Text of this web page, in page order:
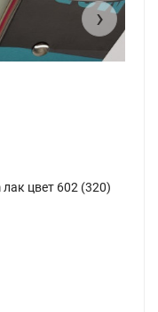
цвет 602 (320)
›